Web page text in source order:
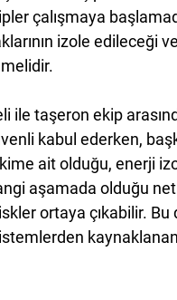
çalışmaya
izole edileceği
ile taşeron ekip
kabul ederken,
ait olduğu, enerji
aşamada olduğu
ortaya çıkabilir.